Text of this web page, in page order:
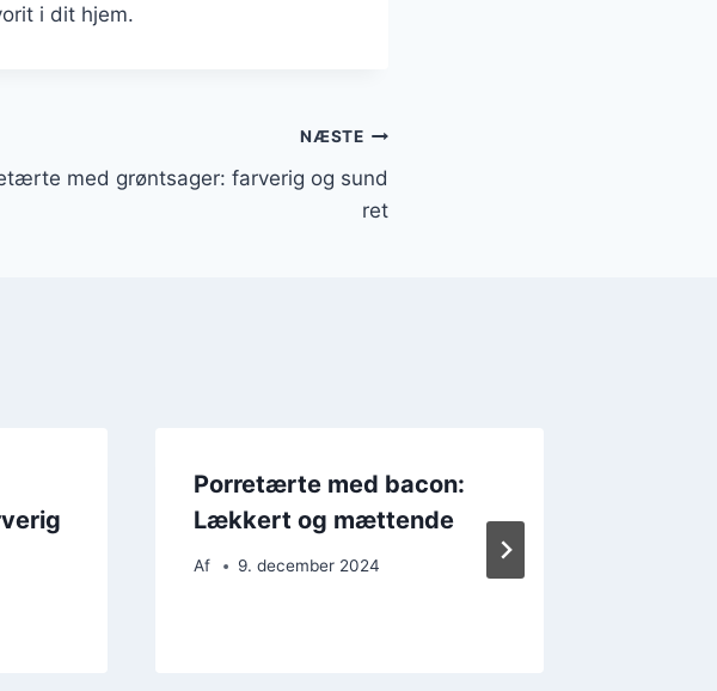
i dit hjem.
NÆSTE
med grøntsager: farverig og sund
ret
Porretærte med bacon:
Lækkert og mættende
Af 9. december 2024